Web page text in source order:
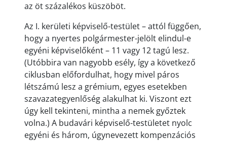
az öt százalékos küszöböt.
Az I. kerületi képviselő-testület – attól függően,
hogy a nyertes polgármester-jelölt elindul-e
egyéni képviselőként – 11 vagy 12 tagú lesz.
(Utóbbira van nagyobb esély, így a következő
ciklusban előfordulhat, hogy mivel páros
létszámú lesz a grémium, egyes esetekben
szavazategyenlőség alakulhat ki. Viszont ezt
úgy kell tekinteni, mintha a nemek győztek
volna.) A budavári képviselő-testületet nyolc
egyéni és három, úgynevezett kompenzációs